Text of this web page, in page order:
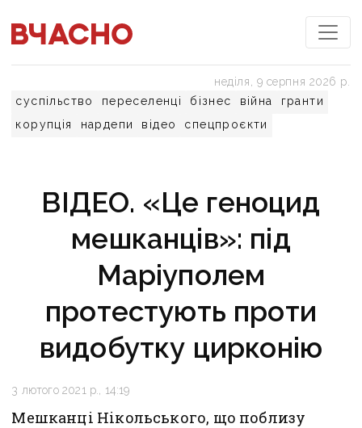
суспільство переселенці бізнес війна
гранти
корупція
нардепи відео спецпроєкти
неділя, 9 серпня 2026 р.
ВІДЕО. «Це геноцид
мешканців»: під
Маріуполем
протестують проти
видобутку цирконію
3 лютого 2021 р., 14:19
Мешканці Нікольського, що поблизу